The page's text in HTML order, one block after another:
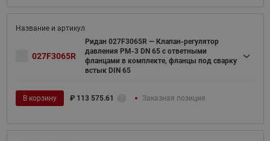
027F3065R
Ридан 027F3065R — Клапан-регулятор
давления PM-3 DN 65 с ответными
фланцами в комплекте, фланцы под сварку
встык DIN 65
В корзину ₽ 113 575.61 Заказная позиция